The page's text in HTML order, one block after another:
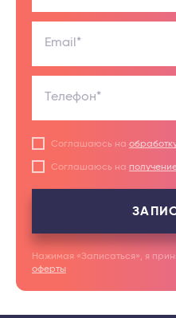
Email*
Телефон*
Соглашаюсь на
Соглашаюсь на
Нажимая «Записаться», я
оферты